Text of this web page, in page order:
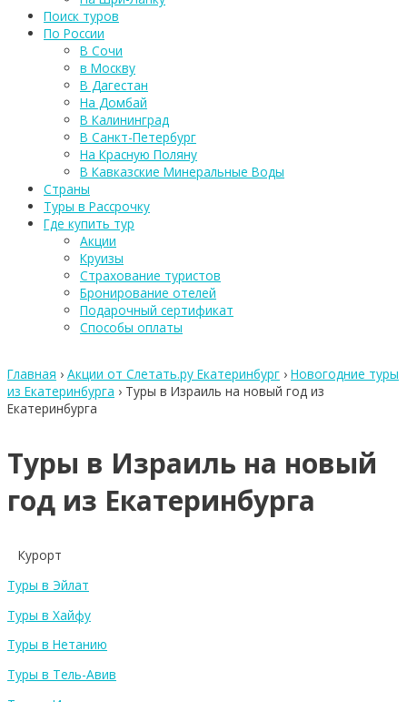
Поиск туров
По России
В Сочи
в Москву
В Дагестан
На Домбай
В Калининград
В Санкт-Петербург
На Красную Поляну
В Кавказские Минеральные Воды
Страны
Туры в Рассрочку
Где купить тур
Акции
Круизы
Страхование туристов
Бронирование отелей
Подарочный сертификат
Способы оплаты
Главная › Акции от Слетать.ру Екатеринбург › Новогодние туры
из Екатеринбурга › Туры в Израиль на новый год из
Екатеринбурга
Туры в Израиль на новый
год из Екатеринбурга
Курорт
Туры в Эйлат
Туры в Хайфу
Туры в Нетанию
Туры в Тель-Авив